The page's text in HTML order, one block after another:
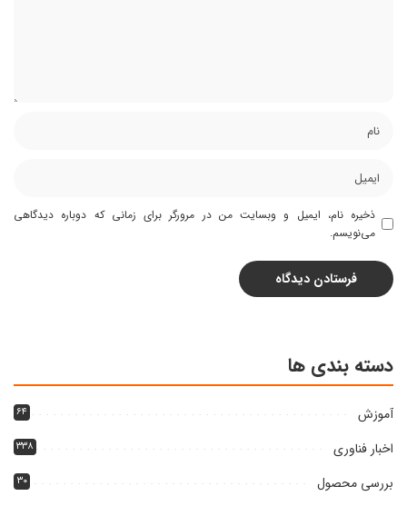
ذخیره نام، ایمیل و وبسایت من در مرورگر برای زمانی که دوباره دیدگاهی
می‌نویسم.
دسته بندی ها
آموزش ۶۴
اخبار فناوری ۳۳۸
بررسی محصول ۳۰